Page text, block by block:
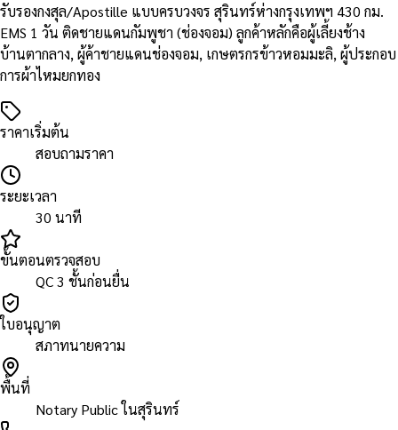
รับรองกงสุล/Apostille แบบครบวงจร สุรินทร์ห่างกรุงเทพฯ 430 กม.
EMS 1 วัน ติดชายแดนกัมพูชา (ช่องจอม) ลูกค้าหลักคือผู้เลี้ยงช้าง
บ้านตากลาง, ผู้ค้าชายแดนช่องจอม, เกษตรกรข้าวหอมมะลิ, ผู้ประกอบ
การผ้าไหมยกทอง
ราคาเริ่มต้น
สอบถามราคา
ระยะเวลา
30 นาที
ขั้นตอนตรวจสอบ
QC 3 ชั้นก่อนยื่น
ใบอนุญาต
สภาทนายความ
พื้นที่
Notary Public ในสุรินทร์